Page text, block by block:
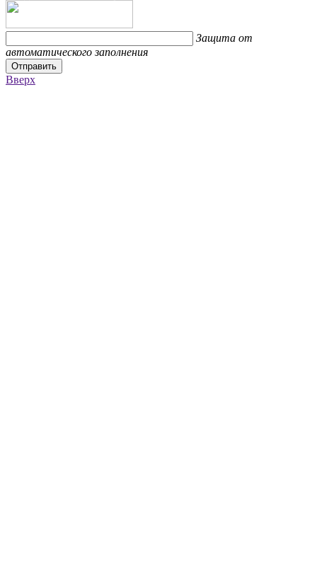
Защита от
автоматического заполнения
Отправить
Вверх